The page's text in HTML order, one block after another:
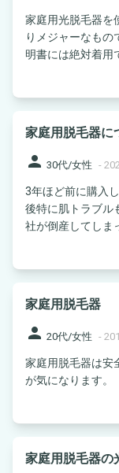
家庭用光脱毛器を
りメジャーなものです。 付属品でゴーグルが
明書には絶対着用
家庭用脱毛器に
person 30代/女性 -
3年ほど前に購入し
後特に肌トラブル
社が倒産してしま
家庭用脱毛器
person 20代/女性 -
家庭用脱毛器は安
が気になります。
家庭用脱毛器の